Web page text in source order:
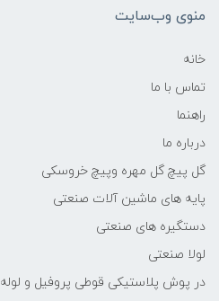
منوی وب‌سایت
خانه
تماس با ما
راهنما
درباره ما
گل پیچ گل مهره وپیچ خروسکی
پایه های ماشین آلات صنعتی
دستگیره های صنعتی
لولا صنعتی
در پوش پلاستیکی قوطی پروفیل و لوله